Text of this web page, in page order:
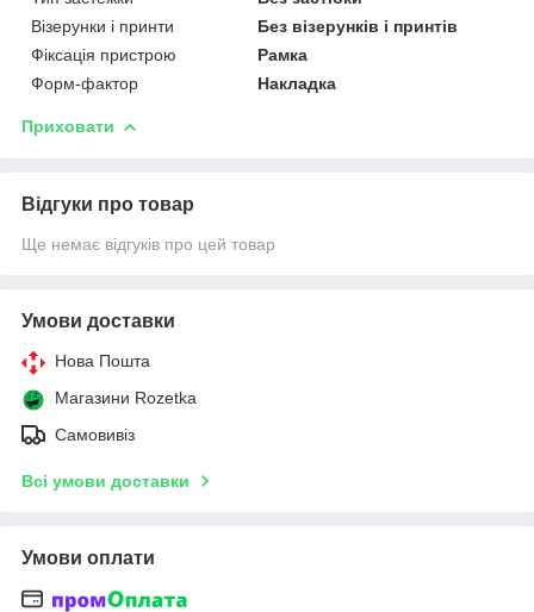
Візерунки і принти
Без візерунків і принтів
Фіксація пристрою
Рамка
Форм-фактор
Накладка
Приховати
Відгуки про товар
Ще немає відгуків про цей товар
Умови доставки
Нова Пошта
Магазини Rozetka
Самовивіз
Всі умови доставки
Умови оплати